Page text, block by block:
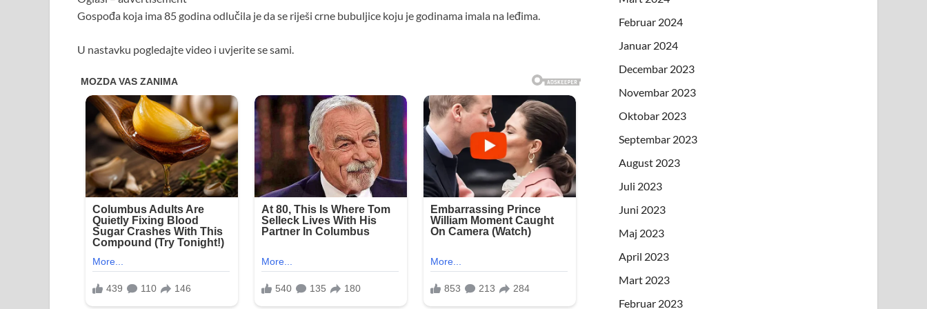
Gospođa koja ima 85 godina odlučila je da se riješi crne bubuljice koju je godinama imala na leđima.
U nastavku pogledajte video i uvjerite se sami.
Februar 2024
Januar 2024
Decembar 2023
Novembar 2023
Oktobar 2023
Septembar 2023
August 2023
Juli 2023
Juni 2023
Maj 2023
April 2023
Mart 2023
Februar 2023